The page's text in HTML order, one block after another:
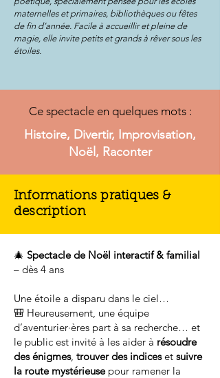
maternelles et primaires, bibliothèques ou fêtes
de fin d’année. Facile à accueillir et pleine de
magie, elle invite petits et grands à rêver sous les
étoiles.
Ce spectacle en quelques mots :
Histoire, Divertir, Improvisation,
Noël, Raconter
Informations pratiques &
description
🎄 Spectacle de Noël interactif & familial
– dès 4 ans
Une étoile a disparu dans le ciel…
🎒 Heureusement, une équipe
d’aventurier·ères part à sa recherche… et
le public est invité à les aider à résoudre
des énigmes, trouver des indiceset suivre
la route mystérieusepour ramener la